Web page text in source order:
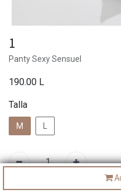
1
Panty Sexy Sensuel
190.00 L
Talla
M
En existencias